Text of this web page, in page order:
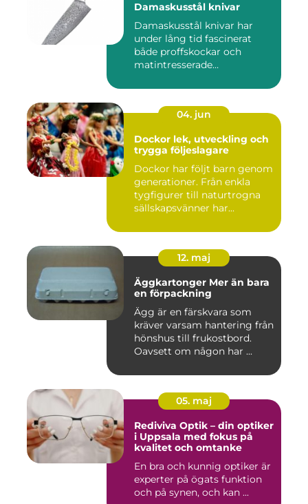
Damaskusstål knivar
Damaskusstål knivar har
under lång tid fascinerat
både proffskockar och
matintresserade
04. jun
Dockor lek, utveckling och
trygga följeslagare
Dockor har följt barn genom
generationer. Från enkla
tygfigurer till naturtrogna
sällskapsvänner har...
12. maj
Äggkartonger Mer än bara
en förpackning
Ägg är en färskvara som
kräver varsam hantering från
hönshus till frukostbord.
Oavsett om någon har ...
05. maj
Rediviva Optik – din optiker
i Uppsala med fokus på
kvalitet och omtanke
En bra och kunnig optiker är
experter på ögats funktion
och på synen, och kan ...